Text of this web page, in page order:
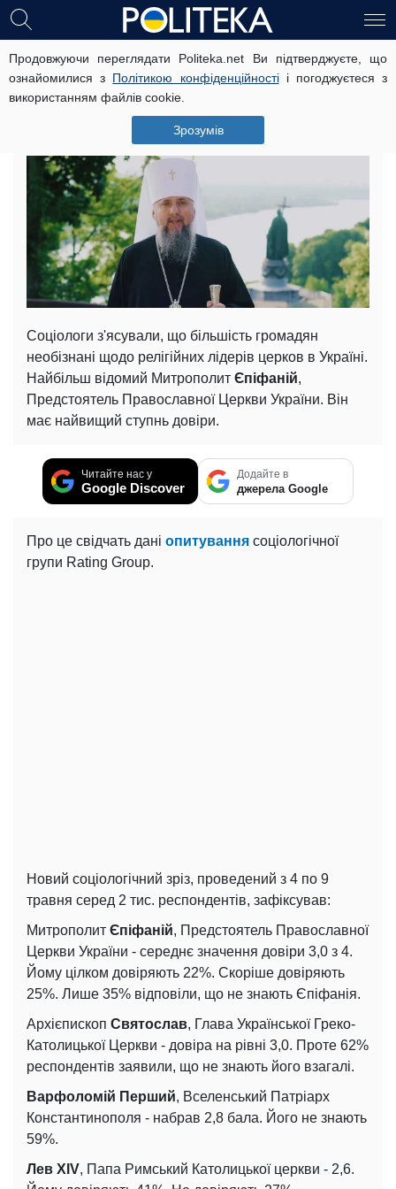
Продовжуючи переглядати Politeka.net Ви підтверджуєте, що
ознайомилися з Політикою конфіденційностіі погоджуєтеся з
використанням файлів cookie.
Зрозумів
Опитування: предстоятель ПЦУ
Єпіфаній - найвідоміший серед
українських релігійних лідерів
Соціологи з'ясували, що більшість громадян
необізнані щодо релігійних лідерів церков в Україні.
Найбільш відомий Митрополит Єпіфаній,
Предстоятель Православної Церкви України. Він
має найвищий ступнь довіри.
Читайте нас у
Google Discover
Додайте в
джерела Google
Про це свідчать дані опитування соціологічної
групи Rating Group.
Новий соціологічний зріз, проведений з 4 по 9
травня серед 2 тис. респондентів, зафіксував:
Митрополит Єпіфаній, Предстоятель Православної
Церкви України - середнє значення довіри 3,0 з 4.
Йому цілком довіряють 22%. Скоріше довіряють
25%. Лише 35% відповіли, що не знають Єпіфанія.
Архієпископ Святослав, Глава Української Греко-
Католицької Церкви - довіра на рівні 3,0. Проте 62%
респондентів заявили, що не знають його взагалі.
Варфоломій Перший, Вселенський Патріарх
Константинополя - набрав 2,8 бала. Його не знають
59%.
Лев XIV, Папа Римський Католицької церкви - 2,6.